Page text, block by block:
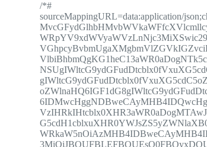
/*#
sourceMappingURL=data:application/